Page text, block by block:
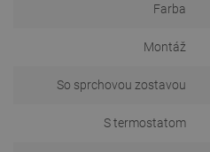
Farba
Montáž
So sprchovou zostavou
S termostatom